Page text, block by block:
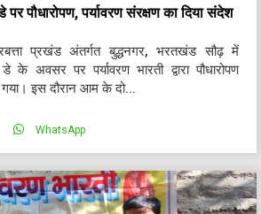
पर पौधारोपण, पर्यावरण संरक्षण का दिया संदेश
प्रखंड अंतर्गत बुद्धनगर, भरतखंड सौढ़ में
के अवसर पर पर्यावरण भारती द्वारा पौधारोपण
गया। इस दौरान आम के दो...
WhatsApp